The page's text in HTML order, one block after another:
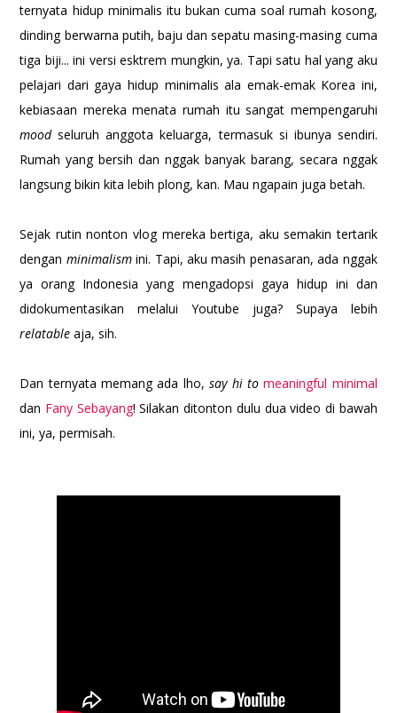
ternyata hidup minimalis itu bukan cuma soal rumah kosong,
dinding berwarna putih, baju dan sepatu masing-masing cuma
tiga biji... ini versi esktrem mungkin, ya. Tapi satu hal yang aku
pelajari dari gaya hidup minimalis ala emak-emak Korea ini,
kebiasaan mereka menata rumah itu sangat mempengaruhi
moodseluruh anggota keluarga, termasuk si ibunya sendiri.
Rumah yang bersih dan nggak banyak barang, secara nggak
langsung bikin kita lebih plong, kan. Mau ngapain juga betah.
Sejak rutin nonton vlog mereka bertiga, aku semakin tertarik
dengan minimalismini. Tapi, aku masih penasaran, ada nggak
ya orang Indonesia yang mengadopsi gaya hidup ini dan
didokumentasikan melalui Youtube juga? Supaya lebih
relatableaja, sih.
Dan ternyata memang ada lho,say hi tomeaningful minimal
dan Fany Sebayang!Silakan ditonton dulu dua video di bawah
ini, ya, permisah.